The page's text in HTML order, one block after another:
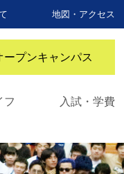
地図・アクセス
ープンキャンパス
フ 入試・学費